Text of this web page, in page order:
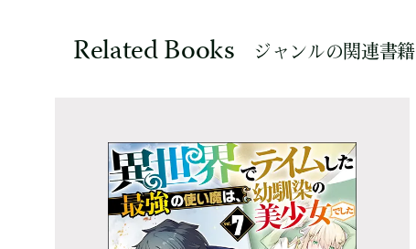
Related Books ジャンルの関連書籍